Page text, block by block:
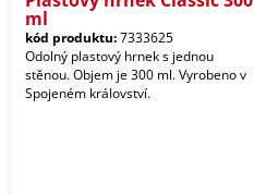
ml
kód produktu:7333625
Odolný plastový hrnek s jednou
stěnou. Objem je 300 ml. Vyrobeno v
Spojeném království.